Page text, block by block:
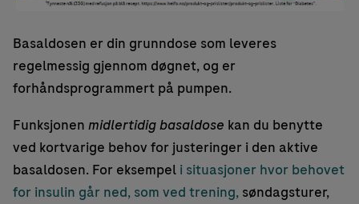
Basaldosen er din grunndose som leveres
regelmessig gjennom døgnet, og er
forhåndsprogrammert på pumpen.
Funksjonen midlertidig basaldose kan du benytte
ved kortvarige behov for justeringer i den aktive
basaldosen. For eksempel i situasjoner hvor behovet
for insulin går ned, som ved trening, søndagsturer,